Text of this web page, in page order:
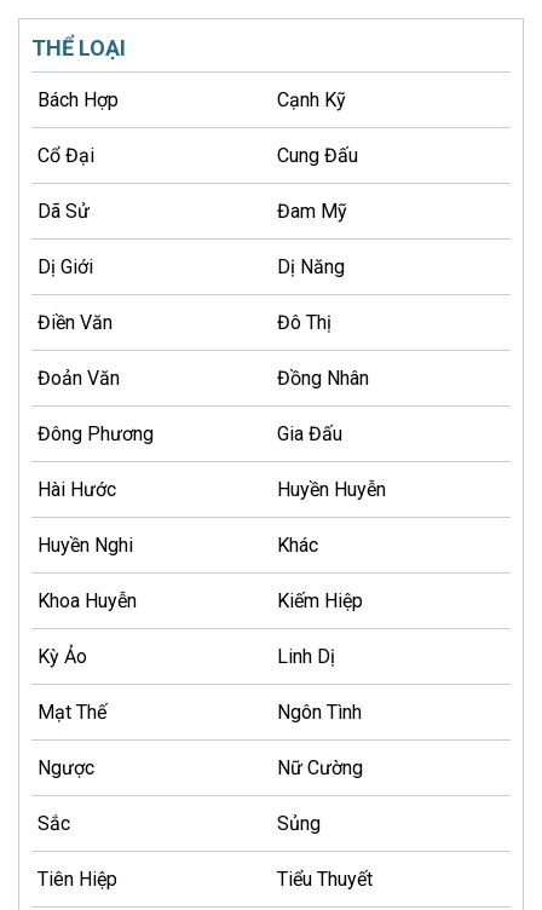
THỂ LOẠI
Bách Hợp Cạnh Kỹ
Cổ Đại Cung Đấu
Dã Sử Đam Mỹ
Dị Giới Dị Năng
Điền Văn Đô Thị
Đoản Văn Đồng Nhân
Đông Phương Gia Đấu
Hài Hước Huyền Huyễn
Huyền Nghi Khác
Khoa Huyễn Kiếm Hiệp
Kỳ Ảo Linh Dị
Mạt Thế Ngôn Tình
Ngược Nữ Cường
Sắc Sủng
Tiên Hiệp Tiểu Thuyết